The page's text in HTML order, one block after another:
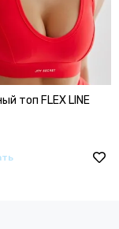
топ FLEX LINE